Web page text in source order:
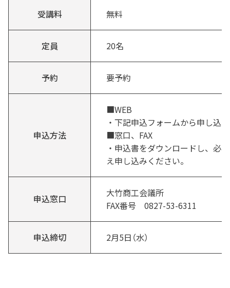
受講料 無料
定員 20名
予約 要予約
申込方法
■WEB
・下記申込フォームから申し込
■窓口、FAX
・申込書をダウンロードし、必
え申し込みください。
申込窓口
大竹商工会議所
FAX番号 0827-53-6311
申込締切 2月5日（水）